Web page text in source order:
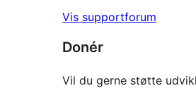
Vis supportforum
Donér
Vil du gerne støtte